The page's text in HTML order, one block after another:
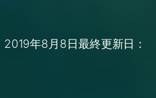
2019年8月8日最終更新日：